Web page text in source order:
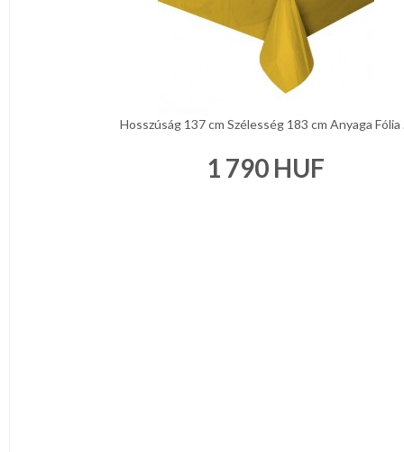
Hosszúság 137 cm Szélesség 183 cm Anyaga Fólia
1 790 HUF